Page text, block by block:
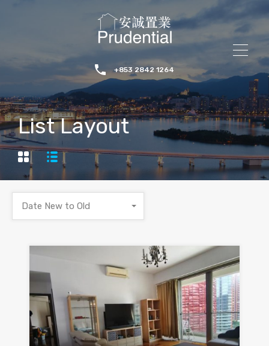
+853 2842 1264
List Layout
Date New to Old